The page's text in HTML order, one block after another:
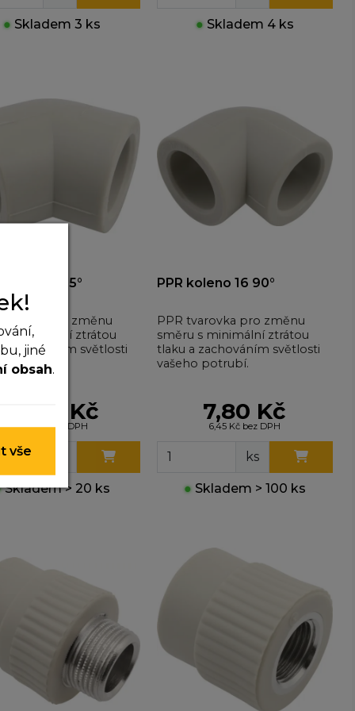
● Skladem 3 ks ● Skladem 4 ks
16 45°
pro změnu
s minimální ztrátou
zachováním světlosti
potrubí.
14,50 Kč
11,98 Kč bez DPH
Skladem > 20 ks
PPR koleno 16 90°
PPR tvarovka pro změnu
směru s minimální ztrátou
tlaku a zachováním světlosti
vašeho potrubí.
7,80 Kč
6,45 Kč bez DPH
ks
● Skladem > 100 ks
jiné
obsah.
nelze je
nim
vše